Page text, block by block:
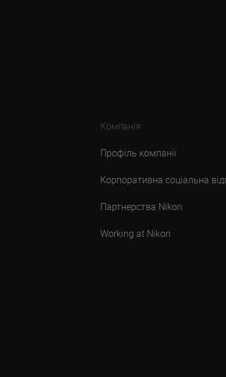
Компанія
Профіль компанії
Корпоративна соціальна
Партнерства Nikon
Working at Nikon